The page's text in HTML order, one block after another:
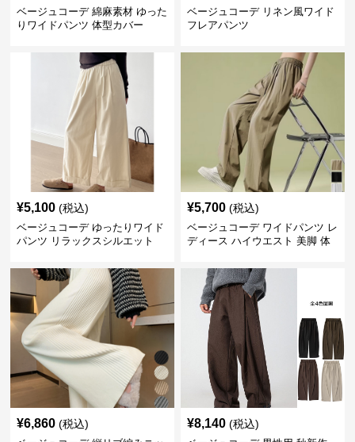
ベージュコーデ 綿麻素材 ゆった
りワイドパンツ 体型カバー
ベージュコーデ リネン風ワイド
フレアパンツ
¥5,100 (税込)
ベージュコーデ ゆったりワイド
パンツ リラックスシルエット
¥5,700 (税込)
ベージュコーデ ワイドパンツ レ
ディース ハイウエスト 美脚 体
¥6,860 (税込) ¥8,140 (税込)